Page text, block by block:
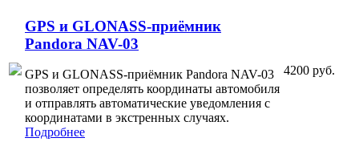
GPS и GLONASS-приёмник
Pandora NAV-03
GPS и GLONASS-приёмник Pandora NAV-03
позволяет определять координаты автомобиля
и отправлять автоматические уведомления с
координатами в экстренных случаях.
Подробнее
4200 руб.